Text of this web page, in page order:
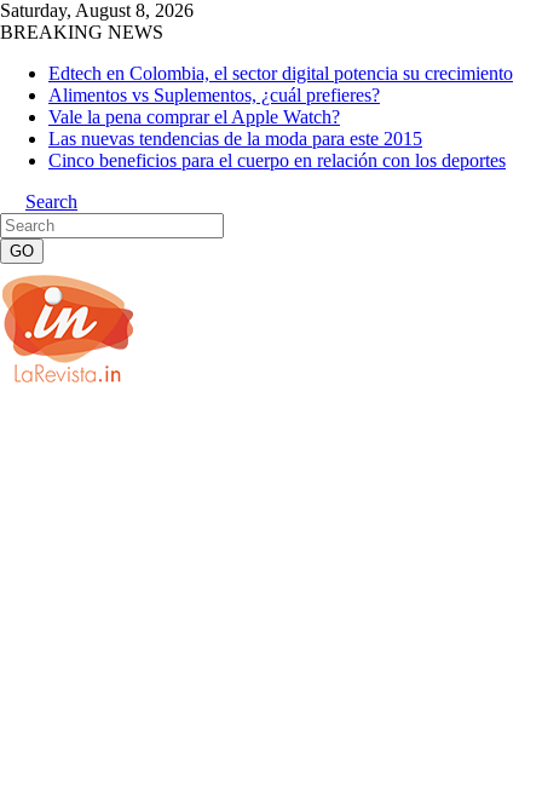
Saturday, August 8, 2026
BREAKING NEWS
Edtech en Colombia, el sector digital potencia su crecimiento
Alimentos vs Suplementos, ¿cuál prefieres?
Vale la pena comprar el Apple Watch?
Las nuevas tendencias de la moda para este 2015
Cinco beneficios para el cuerpo en relación con los deportes
Search